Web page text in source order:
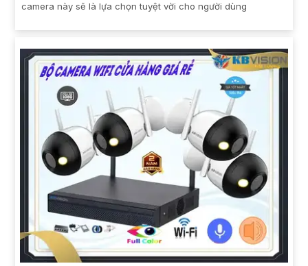
camera này sẽ là lựa chọn tuyệt vời cho người dùng